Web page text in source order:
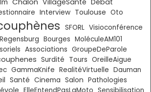
Interview Toulouse Oto
SFORL Visioconférence
Regensburg Bourges MoléculeAM101
Associations GroupeDeParole
Surdité Tours OreilleAigue
GammaKnife RealitéVirtuelle Dauman
Santé Cinema Salon Pathologies
ElleEntendPasLaMoto Sensibilisation